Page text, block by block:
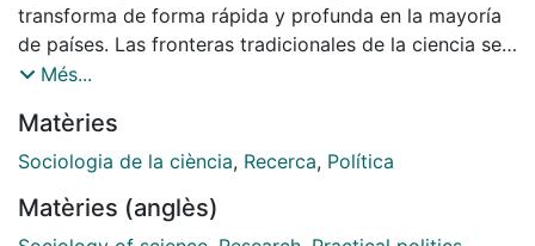
transforma de forma rápida y profunda en la mayoría
de países. Las fronteras tradicionales de la ciencia se
cuestionan por la influencia de la industria y el
investigación científica se lleva a cabo mediante
diferentes imperativos cualitativos como respuesta a
las décadas anteriores. Aparece un espacio social
Més...
Matèries
Sociologia de la ciència, Recerca, Política
Matèries (anglès)